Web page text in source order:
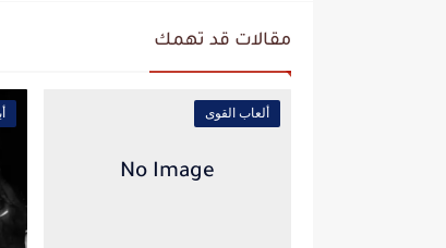
مقالات قد تهمك
ألعاب القوى